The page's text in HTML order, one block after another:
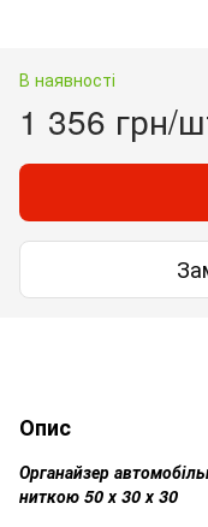
В наявності
1 356 грн/
Опис
Органайзер
ниткою 50 х 30 х 30